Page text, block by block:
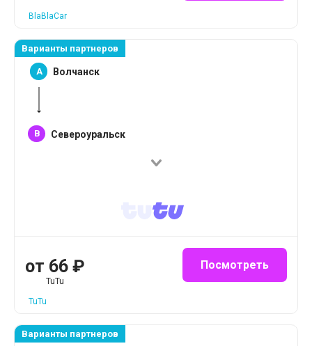
BlaBlaCar
Варианты партнеров
A Волчанск
B Североуральск
от 66 ₽
TuTu
Посмотреть
TuTu
Варианты партнеров